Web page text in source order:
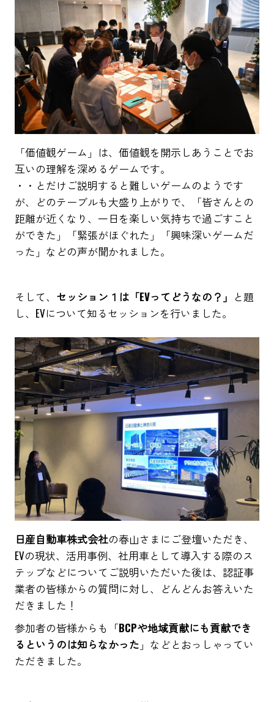
「価値観ゲーム」は、価値観を開示しあうことでお
互いの理解を深めるゲームです。
・・とだけご説明すると難しいゲームのようです
が、どのテーブルも大盛り上がりで、「皆さんとの
距離が近くなり、一日を楽しい気持ちで過ごすこと
ができた」「緊張がほぐれた」「興味深いゲームだ
った」などの声が聞かれました。
そして、 セッション１は「EVってどうなの？」 と題
し、EVについて知るセッションを行いました。
日産自動車株式会社の春山さまにご登壇いただき、
EVの現状、活用事例、社用車として導入する際のス
テップなどについてご説明いただいた後は、認証事
業者の皆様からの質問に対し、どんどんお答えいた
だきました！
参加者の皆様からも「BCPや地域貢献にも貢献でき
るというのは知らなかった 」などとおっしゃってい
ただきました。